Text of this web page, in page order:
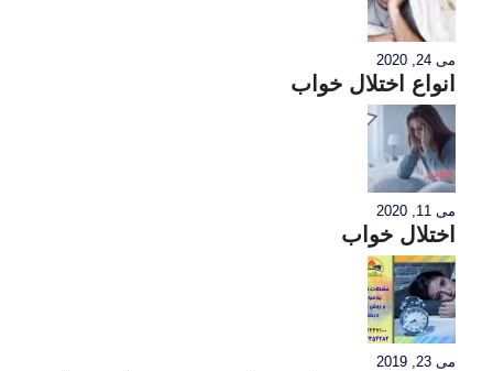
می 24, 2020
انواع اختلال خواب
می 11, 2020
اختلال خواب
می 23, 2019